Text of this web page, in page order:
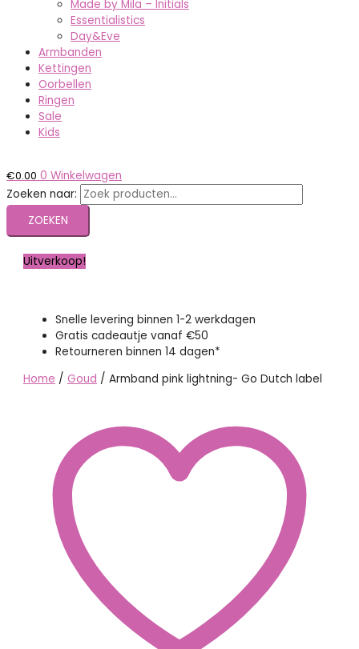
Made by Mila – Initials
Essentialistics
Day&Eve
Armbanden
Kettingen
Oorbellen
Ringen
Sale
Kids
€0.00 0 Winkelwagen
Zoeken naar:
ZOEKEN
Uitverkoop!
Snelle levering binnen 1-2 werkdagen
Gratis cadeautje vanaf €50
Retourneren binnen 14 dagen*
Home /Goud / Armband pink lightning- Go Dutch label